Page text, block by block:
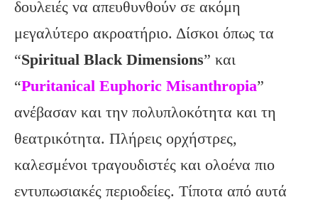
δουλειές να απευθυνθούν σε ακόμη
μεγαλύτερο ακροατήριο. Δίσκοι όπως τα
“Spiritual Black Dimensions” και
“Puritanical Euphoric Misanthropia”
ανέβασαν και την πολυπλοκότητα και τη
θεατρικότητα. Πλήρεις ορχήστρες,
καλεσμένοι τραγουδιστές και ολοένα πιο
εντυπωσιακές περιοδείες. Τίποτα από αυτά